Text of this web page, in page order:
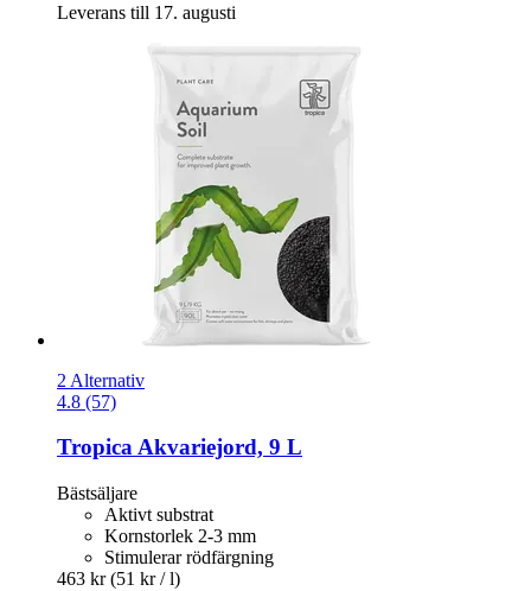
Leverans till 17. augusti
2 Alternativ
4.8 (57)
TropicaAkvariejord, 9 L
Bästsäljare
Aktivt substrat
Kornstorlek 2-3 mm
Stimulerar rödfärgning
463 kr (51 kr / l)